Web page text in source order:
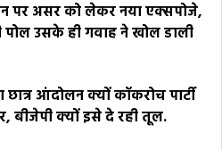
पर असर को लेकर नया एक्सपोजे,
उसके ही गवाह ने खोल डाली
आंदोलन क्यों कॉकरोच पार्टी
बीजेपी क्यों इसे दे रही तूल.